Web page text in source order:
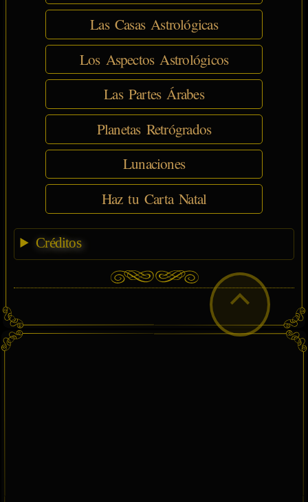
Las Casas Astrológicas
Los Aspectos Astrológicos
Las Partes Árabes
Planetas Retrógrados
Lunaciones
Haz tu Carta Natal
Créditos